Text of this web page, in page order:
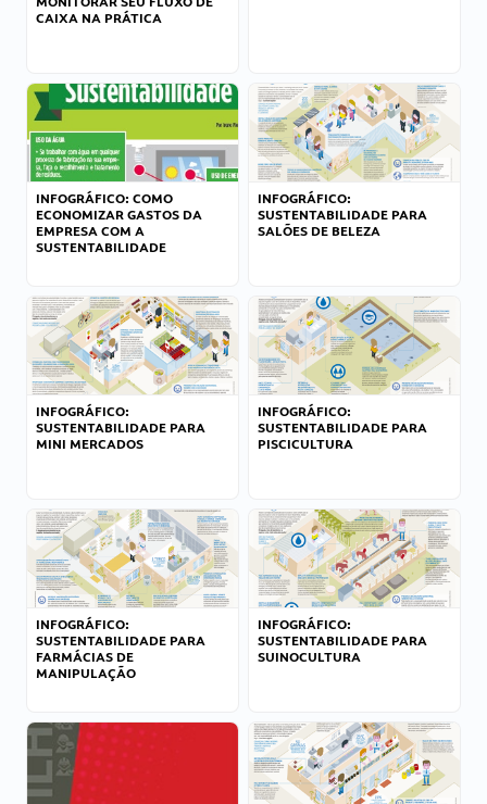
CAIXA NA PRÁTICA
INFOGRÁFICO: COMO
ECONOMIZAR GASTOS DA
EMPRESA COM A
SUSTENTABILIDADE
INFOGRÁFICO:
SUSTENTABILIDADE PARA
SALÕES DE BELEZA
INFOGRÁFICO:
SUSTENTABILIDADE PARA
MINI MERCADOS
INFOGRÁFICO:
SUSTENTABILIDADE PARA
PISCICULTURA
INFOGRÁFICO:
SUSTENTABILIDADE PARA
FARMÁCIAS DE
MANIPULAÇÃO
INFOGRÁFICO:
SUSTENTABILIDADE PARA
SUINOCULTURA